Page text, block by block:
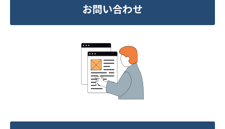
お問い合わせ